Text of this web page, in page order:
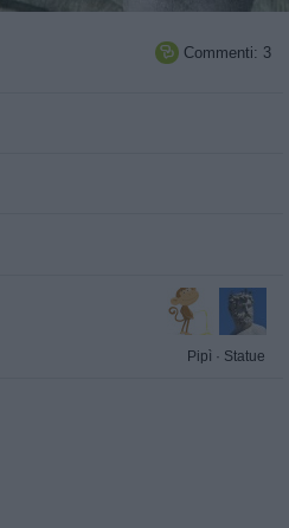
 Commenti: 3
Pipì · Statue